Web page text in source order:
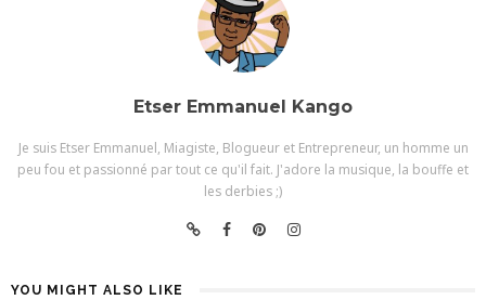
Etser Emmanuel Kango
Je suis Etser Emmanuel, Miagiste, Blogueur et Entrepreneur, un homme un
peu fou et passionné par tout ce qu'il fait. J'adore la musique, la bouffe et
les derbies ;)
YOU MIGHT ALSO LIKE